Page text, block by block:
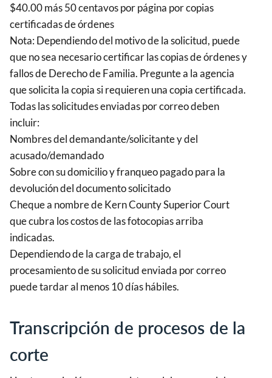
$40.00 más 50 centavos por página por copias
certificadas de órdenes
Nota: Dependiendo del motivo de la solicitud, puede
que no sea necesario certificar las copias de órdenes y
fallos de Derecho de Familia. Pregunte a la agencia
que solicita la copia si requieren una copia certificada.
Todas las solicitudes enviadas por correo deben
incluir:
Nombres del demandante/solicitante y del
acusado/demandado
Sobre con su domicilio y franqueo pagado para la
devolución del documento solicitado
Cheque a nombre de Kern County Superior Court
que cubra los costos de las fotocopias arriba
indicadas.
Dependiendo de la carga de trabajo, el
procesamiento de su solicitud enviada por correo
puede tardar al menos 10 días hábiles.
Transcripción de procesos de la
corte